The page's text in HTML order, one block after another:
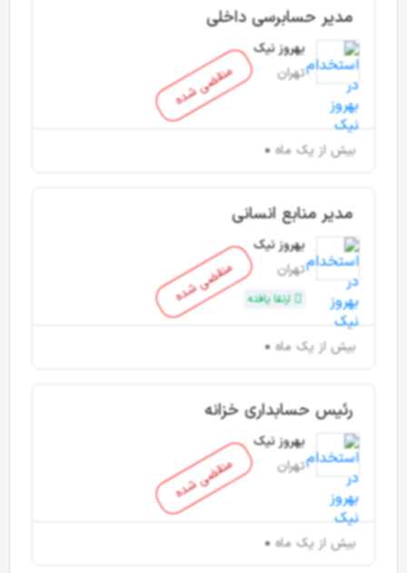
منقضی شده
مدیر حسابرسی داخلی
بهروز نیک
تهران
بیش از یک ماه
منقضی شده
مدیر منابع انسانی
بهروز نیک
تهران
ارتقا یافته
بیش از یک ماه
منقضی شده
رئیس حسابداری خزانه
بهروز نیک
تهران
بیش از یک ماه